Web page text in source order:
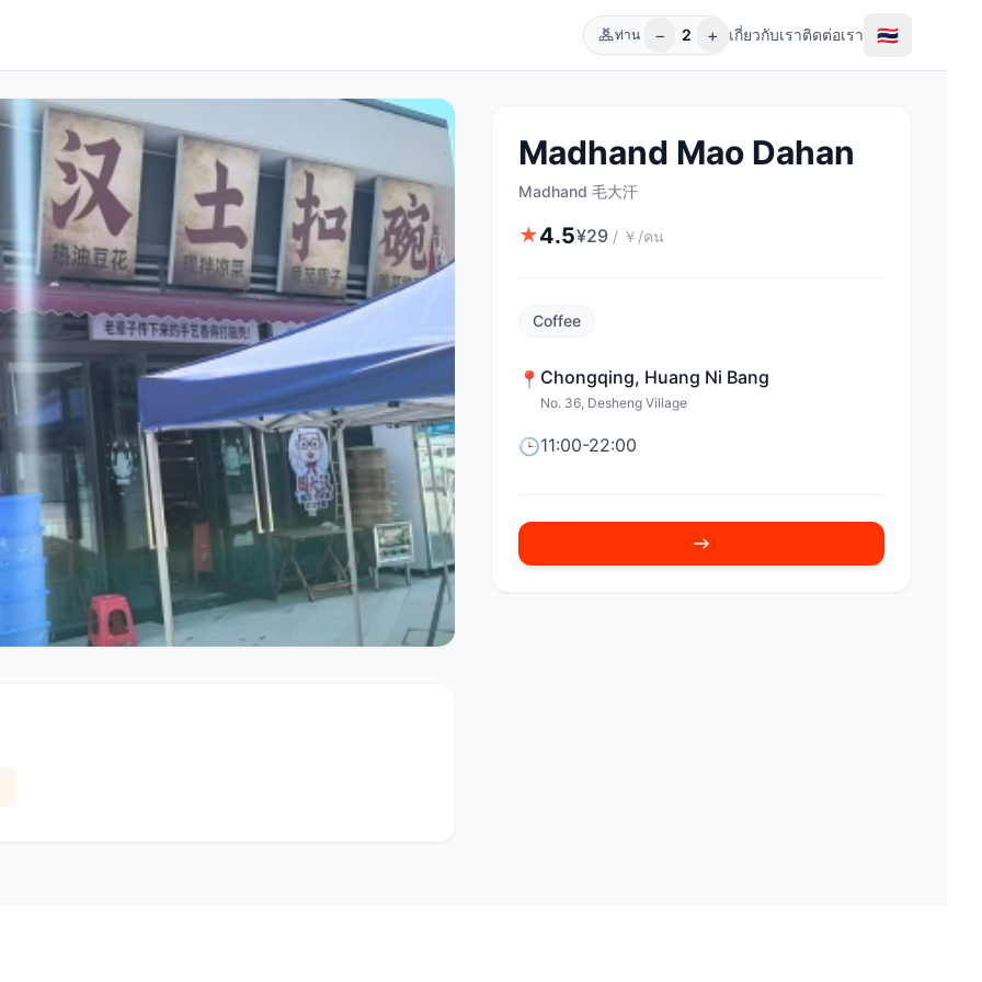
ท่าน − 2 + เกี่ยวกับเราติดต่อเรา 🇹🇭
Madhand Mao Dahan
Madhand 毛大汗
★4.5¥29 / ￥/คน
Coffee
📍 Chongqing, Huang Ni Bang
No. 36, Desheng Village
🕒11:00-22:00